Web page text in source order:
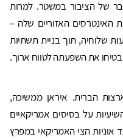
של הציבור במשטר. למרות
האזוריים שלה –
שלוחיה, תוך בניית תשתיות
את השפעתה לטווח ארוך.
הברית. איראן ממשיכה,
על בסיסים אמריקאיים
אוניות הצי האמריקאי במפרץ